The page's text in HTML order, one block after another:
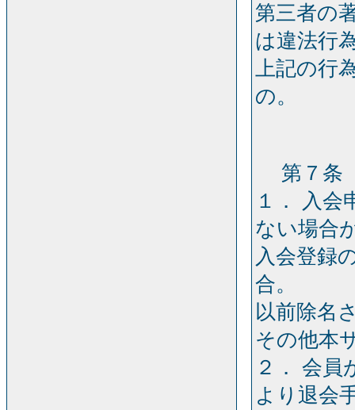
第三者の
は違法行
上記の行
の。
第７条
１． 入会
ない場合
入会登録
合。
以前除名
その他本
２． 会員
より退会